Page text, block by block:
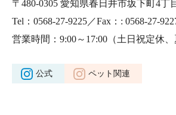
〒480-0305 愛知県春日井市坂下町4丁
Tel：0568-27-9225／Fax：: 0568-27-
営業時間：9:00～17:00 （土日祝定休
公式 ペット関連